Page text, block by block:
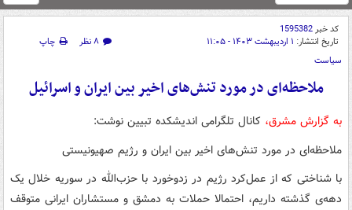
کد خبر1595382
تاریخ انتشار: ۱ اردیبهشت ۱۴۰۳ - ۱۱:۰۵ ۸ نظر
چاپ
سیاست
ملاحظه‌ای در مورد تنش‌های اخیر بین ایران و اسرائیل
به گزارش مشرق، کانال تلگرامی اندیشکده تبیین نوشت:
ملاحظه‌ای در مورد تنش‌های اخیر بین ایران و رژیم صهیونیستی
با شناختی که از عمل‌کرد رژیم در زدوخورد با حزب‌الله در سوریه خلال یک
دهه‌ی گذشته داریم، احتمالا حملات به دمشق و مستشاران ایرانی متوقف